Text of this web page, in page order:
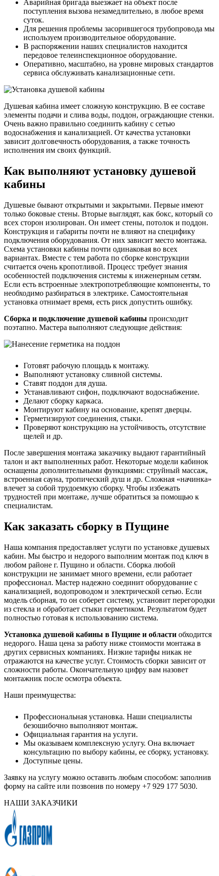
Аварийная бригада выезжает на объект после
поступления вызова незамедлительно, в любое время
суток.
Для решения проблемы засорившегося трубопровода мы
используем производительное оборудование.
В распоряжении наших специалистов находится
передовое телеинспекционное оборудование.
Оперативно, масштабно, на уровне мировых стандартов
сервиса обслуживать канализационные сети.
Душевая кабина имеет сложную конструкцию. В ее составе
элементы подачи и слива воды, поддон, ограждающие стенки.
Очень важно правильно соединить кабину с сетью
водоснабжения и канализацией. От качества установки
зависит долговечность оборудования, а также точность
исполнения им своих функций.
Как выполняют установку душевой
кабины
Душевые бывают открытыми и закрытыми. Первые имеют
только боковые стены. Вторые выглядят, как бокс, который со
всех сторон изолирован. Он имеет стены, потолок и поддон.
Конструкция и габариты почти не влияют на специфику
подключения оборудования. От них зависит место монтажа.
Схема установки кабины почти одинаковая во всех
вариантах. Вместе с тем работа по сборке конструкции
считается очень кропотливой. Процесс требует знания
особенностей подключения системы к инженерным сетям.
Если есть встроенные электропотребляющие компоненты, то
необходимо разбираться в электрике. Самостоятельная
установка отнимает время, есть риск допустить ошибку.
Сборка и подключение душевой кабины происходит
поэтапно. Мастера выполняют следующие действия:
Готовят рабочую площадь к монтажу.
Выполняют установку сливной системы.
Ставят поддон для душа.
Устанавливают сифон, подключают водоснабжение.
Делают сборку каркаса.
Монтируют кабину на основание, крепят дверцы.
Герметизируют соединения, стыки.
Проверяют конструкцию на устойчивость, отсутствие
щелей и др.
После завершения монтажа заказчику выдают гарантийный
талон и акт выполненных работ. Некоторые модели кабинок
оснащены дополнительными функциями: струйный массаж,
встроенная сауна, тропический душ и др. Сложная «начинка»
влечет за собой трудоемкую сборку. Чтобы избежать
трудностей при монтаже, лучше обратиться за помощью к
специалистам.
Как заказать сборку в Пущине
Наша компания предоставляет услуги по установке душевых
кабин. Мы быстро и недорого выполним монтаж под ключ в
любом районе г. Пущино и области. Сборка любой
конструкции не занимает много времени, если работает
профессионал. Мастер надежно соединит оборудование с
канализацией, водопроводом и электрической сетью. Если
модель сборная, то он соберет систему, установит перегородки
из стекла и обработает стыки герметиком. Результатом будет
полностью готовая к использованию система.
Установка душевой кабины в Пущине и области обходится
недорого. Наша цена за работу ниже стоимости монтажа в
других сервисных компаниях. Низкие тарифы никак не
отражаются на качестве услуг. Стоимость сборки зависит от
сложности работы. Окончательную цифру вам назовет
монтажник после осмотра объекта.
Наши преимущества:
Профессиональная установка. Наши специалисты
безошибочно выполняют монтаж.
Официальная гарантия на услуги.
Мы оказываем комплексную услугу. Она включает
консультацию по выбору кабины, ее сборку, установку.
Доступные цены.
Заявку на услугу можно оставить любым способом: заполнив
форму на сайте или позвонив по номеру +7 929 177 5030.
НАШИ ЗАКАЗЧИКИ